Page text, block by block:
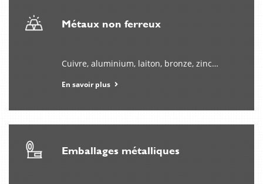
Métaux non ferreux
Cuivre, aluminium, laiton, bronze, zinc…
En savoir plus
Emballages métalliques